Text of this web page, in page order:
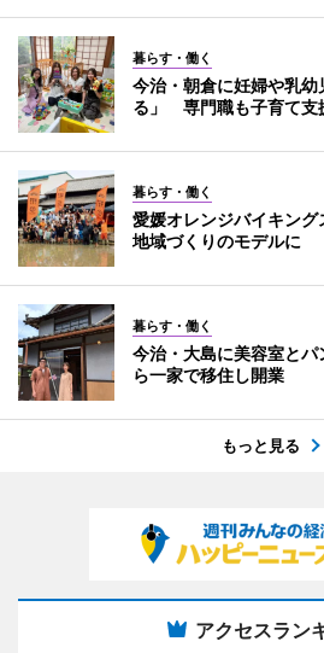
暮らす・働く
今治・朝倉に妊婦や乳幼
る」 専門職も子育て支
暮らす・働く
愛媛オレンジバイキン
地域づくりのモデルに
暮らす・働く
今治・大島に美容室と
ら一家で移住し開業
もっと見る
アクセスラン